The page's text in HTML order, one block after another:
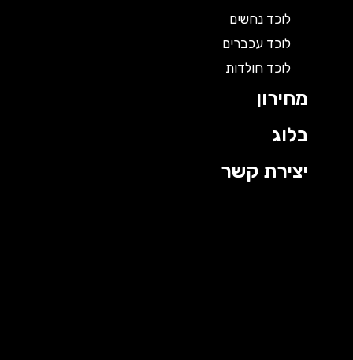
לוכד נחשים
לוכד עכברים
לוכד חולדות
מחירון
בלוג
יצירת קשר